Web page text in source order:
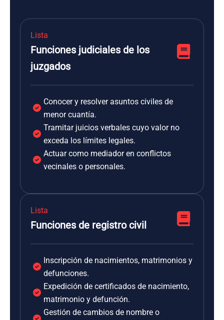
Lista
Funciones judiciales de los
juzgados
Conocer y resolver asuntos civiles de
menor cuantía.
Tramitar juicios verbales cuyo valor no
exceda los límites legales.
Actuar como mediador en conflictos
vecinales o personales.
Lista
Funciones de registro civil
Inscripción de nacimientos, matrimonios y
defunciones.
Expedición de certificados de nacimiento,
matrimonio y defunción.
Gestión de cambios de nombre o